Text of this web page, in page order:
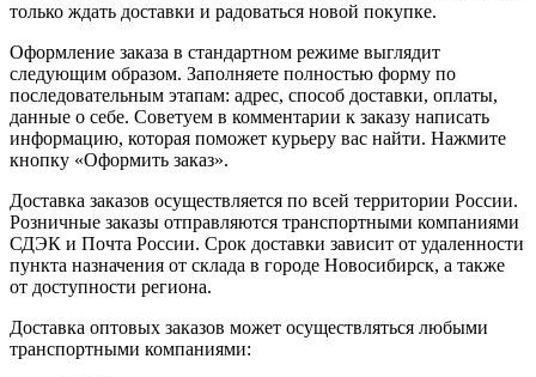
только ждать доставки и радоваться новой покупке.
Оформление заказа в стандартном режиме выглядит
следующим образом. Заполняете полностью форму по
последовательным этапам: адрес, способ доставки, оплаты,
данные о себе. Советуем в комментарии к заказу написать
информацию, которая поможет курьеру вас найти. Нажмите
кнопку «Оформить заказ».
Доставка заказов осуществляется по всей территории России.
Розничные заказы отправляются транспортными компаниями
СДЭК и Почта России. Срок доставки зависит от удаленности
пункта назначения от склада в городе Новосибирск, а также
от доступности региона.
Доставка оптовых заказов может осуществляться любыми
транспортными компаниями: